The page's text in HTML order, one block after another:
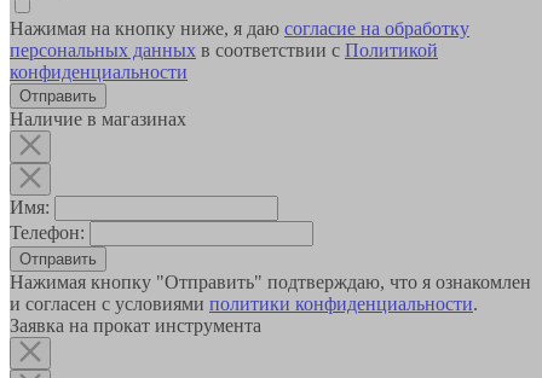
Нажимая на кнопку ниже, я даю согласие на обработку
персональных данных в соответствии с Политикой
конфиденциальности
Наличие в магазинах
Имя:
Телефон:
Отправить
Нажимая кнопку "Отправить" подтверждаю, что я ознакомлен
и согласен с условиями политики конфиденциальности.
Заявка на прокат инструмента